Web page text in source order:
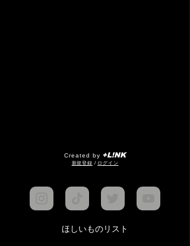
Created by +L!NK
​新規登録 / ログイン
ほしいものリスト